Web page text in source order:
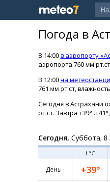
Погода в
В 14:00в аэропорту
аэропорта 760 мм
В 12:00на
761 мм рт.ст,
Сегодня в Астрахани
рт.ст. Завтра
Сегодня, Суббота, 8
t°C
День
+39°